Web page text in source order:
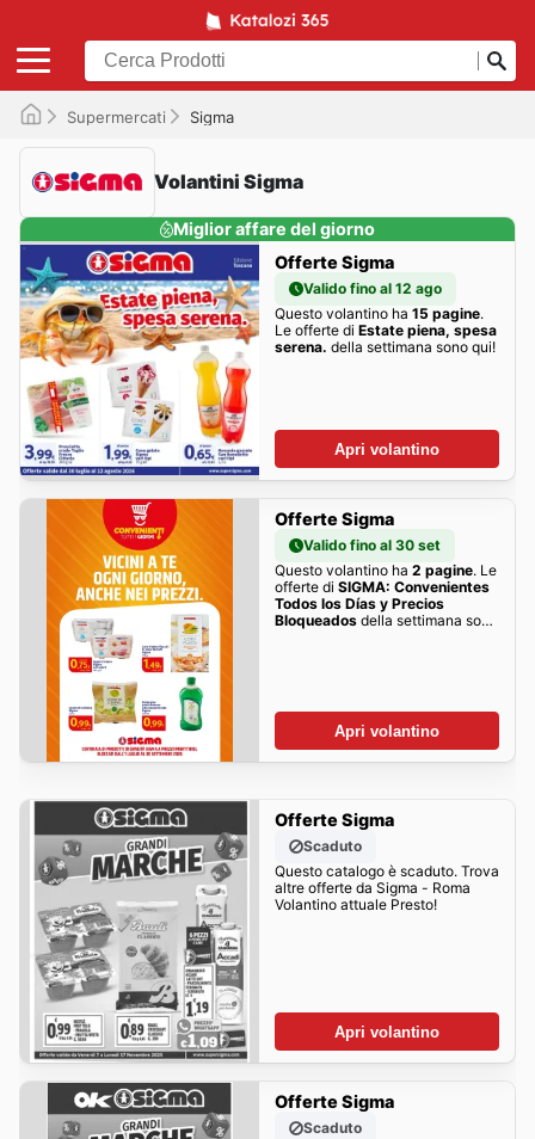
Supermercati Sigma
Volantini Sigma
Miglior affare del giorno
Offerte Sigma
Valido fino al 12 ago
Questo volantino ha 15 pagine.
Le offerte di Estate piena, spesa
serena. della settimana sono qui!
Apri volantino
Offerte Sigma
Valido fino al 30 set
Questo volantino ha 2 pagine. Le
offerte di SIGMA: Convenientes
Todos los Días y Precios
Bloqueadosdella settimana sono
Apri volantino
Offerte Sigma
Scaduto
Questo catalogo è scaduto. Trova
altre offerte da Sigma - Roma
Volantino attuale Presto!
Apri volantino
Offerte Sigma
Scaduto